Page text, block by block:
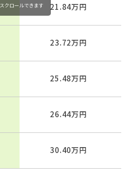
21.84万円
23.72万円
25.48万円
26.44万円
30.40万円
スクロールできます